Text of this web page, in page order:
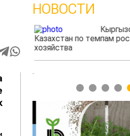
НОВОСТИ
Казахстан по темпам
хозяйства
1 2 3 4